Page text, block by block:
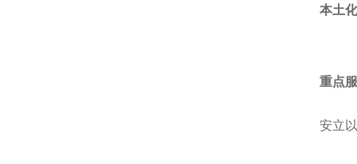
本土
重点
安立